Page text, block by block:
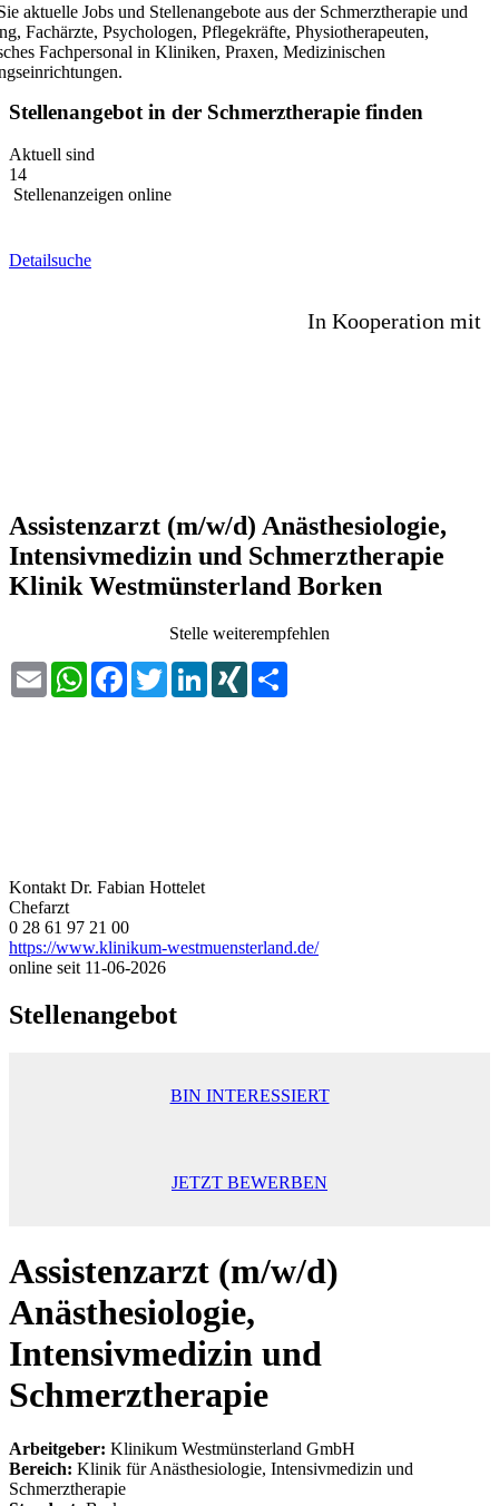
aktuelle Jobs und Stellenangebote aus der Schmerztherapie und
Fachärzte, Psychologen, Pflegekräfte, Physiotherapeuten,
Fachpersonal in Kliniken, Praxen, Medizinischen
Stellenangebot in der Schmerztherapie finden
Aktuell sind
14
Stellenanzeigen online
Detailsuche
In Kooperation mit
Assistenzarzt (m/w/d) Anästhesiologie,
Intensivmedizin und Schmerztherapie
Klinik Westmünsterland Borken
Stelle weiterempfehlen
Email WhatsApp
FacebookTwitterLinkedInXING
Kontakt Dr. Fabian Hottelet
Chefarzt
0 28 61 97 21 00
https://www.klinikum-westmuensterland.de/
online seit 11-06-2026
Stellenangebot
BIN INTERESSIERT
JETZT BEWERBEN
Assistenzarzt (m/w/d)
Anästhesiologie,
Intensivmedizin und
Schmerztherapie
Arbeitgeber: Klinikum Westmünsterland GmbH
Bereich: Klinik für Anästhesiologie, Intensivmedizin und
Schmerztherapie